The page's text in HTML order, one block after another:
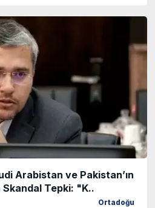
Arabistan ve Pakistan’ın
Skandal Tepki: "K..
Ortadoğu